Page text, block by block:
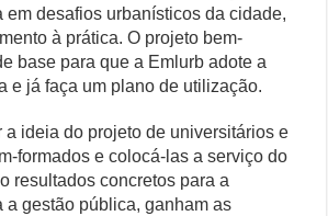
em desafios urbanísticos da cidade,
à prática. O projeto bem-
base para que a Emlurb adote a
e já faça um plano de utilização.
a ideia do projeto de universitários e
formados e colocá-las a serviço do
resultados concretos para a
a gestão pública, ganham as